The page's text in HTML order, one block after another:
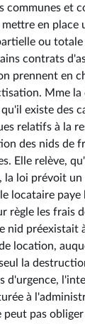
communes et
en place
ou
contrats
prennent en
Mme la
existe des
relatifs à la
des nids de
Elle relève,
la loi prévoit un
locataire paye
règle les frais
nid préexistait
location,
la
d'urgence,
à
peut pas